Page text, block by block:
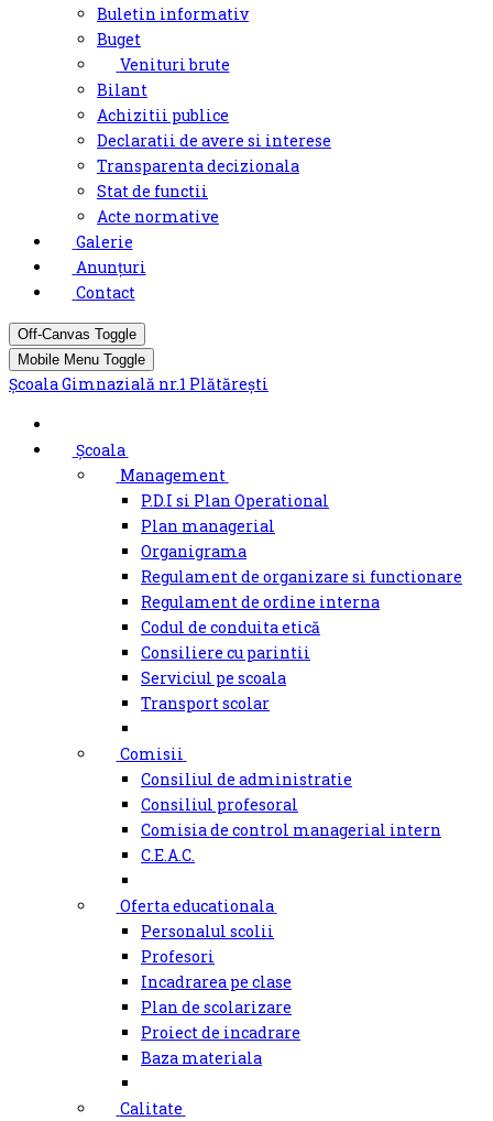
Buletin informativ
Buget
Venituri brute
Bilant
Achizitii publice
Declaratii de avere si interese
Transparenta decizionala
Stat de functii
Acte normative
Galerie
Anunțuri
Contact
Off-Canvas Toggle
Mobile Menu Toggle
Şcoala Gimnazială nr.1 Plătărești
Școala
Management
P.D.I si Plan Operational
Plan managerial
Organigrama
Regulament de organizare si functionare
Regulament de ordine interna
Codul de conduita etică
Consiliere cu parintii
Serviciul pe scoala
Transport scolar
Comisii
Consiliul de administratie
Consiliul profesoral
Comisia de control managerial intern
C.E.A.C.
Oferta educationala
Personalul scolii
Profesori
Incadrarea pe clase
Plan de scolarizare
Proiect de incadrare
Baza materiala
Calitate